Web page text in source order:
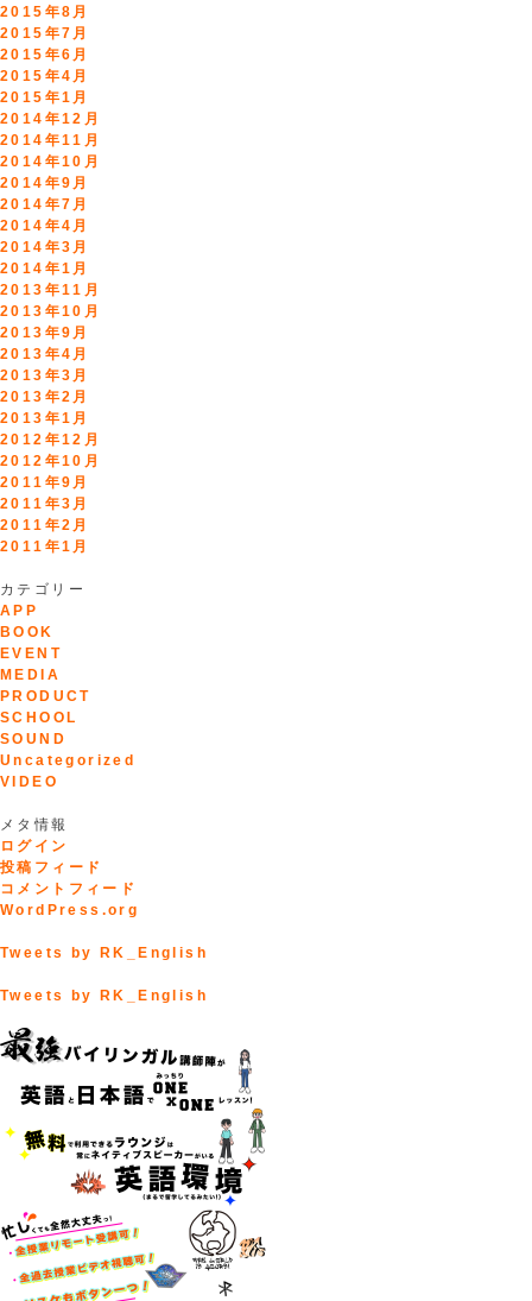
2015年8月
2015年7月
2015年6月
2015年4月
2015年1月
2014年12月
2014年11月
2014年10月
2014年9月
2014年7月
2014年4月
2014年3月
2014年1月
2013年11月
2013年10月
2013年9月
2013年4月
2013年3月
2013年2月
2013年1月
2012年12月
2012年10月
2011年9月
2011年3月
2011年2月
2011年1月
カテゴリー
APP
BOOK
EVENT
MEDIA
PRODUCT
SCHOOL
SOUND
Uncategorized
VIDEO
メタ情報
ログイン
投稿フィード
コメントフィード
WordPress.org
Tweets by RK_English
Tweets by RK_English